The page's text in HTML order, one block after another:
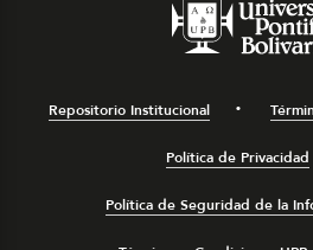
Repositorio Institucional
Política de Privacidad
Política de Seguridad de la